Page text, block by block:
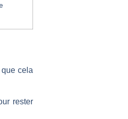
que cela
rester